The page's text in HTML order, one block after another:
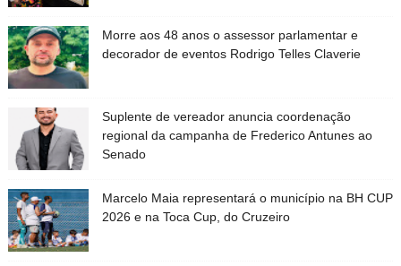
Morre aos 48 anos o assessor parlamentar e
decorador de eventos Rodrigo Telles Claverie
Suplente de vereador anuncia coordenação
regional da campanha de Frederico Antunes ao
Senado
Marcelo Maia representará o município na BH CUP
2026 e na Toca Cup, do Cruzeiro